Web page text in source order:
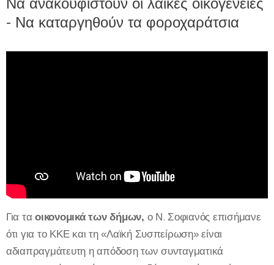
Να ανακουφιστούν οι λαϊκές οικογένειες
- Να καταργηθούν τα φοροχαράτσια
Για ταοικονομικά των δήμων, ο Ν. Σοφιανός επισήμανε
ότι για το ΚΚΕ και τη «Λαϊκή Συσπείρωση» είναι
αδιαπραγμάτευτη η απόδοση των συνταγματικά